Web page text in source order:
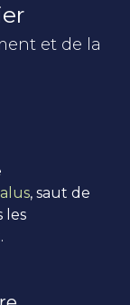
et de la
, saut de
les